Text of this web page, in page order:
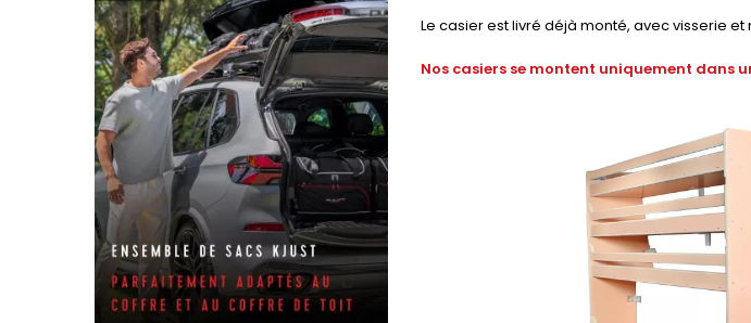
Le casier est livré déjà monté, avec visserie et
Nos casiers se montent uniquement dans